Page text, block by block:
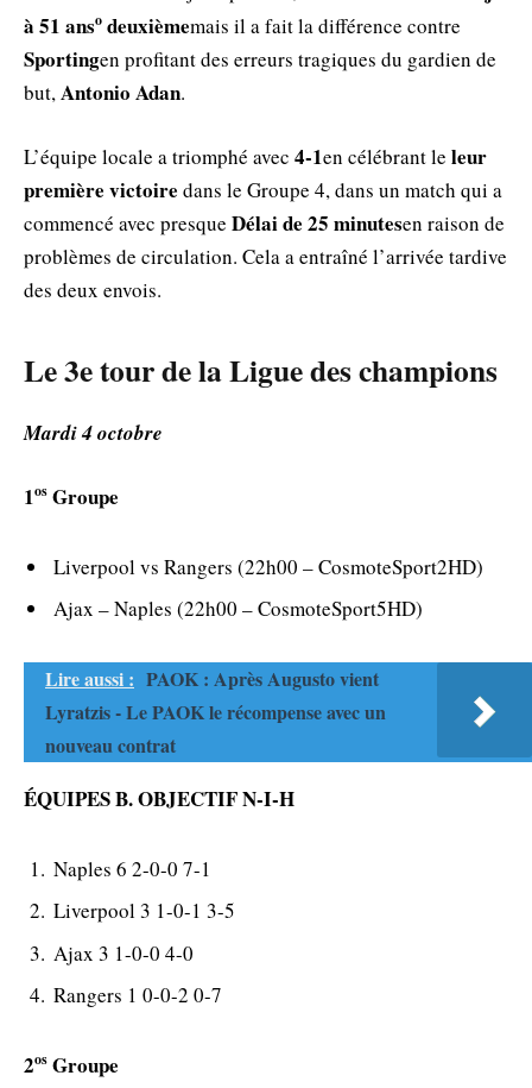
à 51 ansο deuxièmemais il a fait la différence contre
Sportingen profitant des erreurs tragiques du gardien de
but,Antonio Adan.
L’équipe locale a triomphé avec 4-1en célébrant le leur
première victoire dans le Groupe 4, dans un match qui a
commencé avec presque Délai de 25 minutesen raison de
problèmes de circulation. Cela a entraîné l’arrivée tardive
des deux envois.
Le 3e tour de la Ligue des champions
Mardi 4 octobre
1os Groupe
Liverpool vs Rangers (22h00 – CosmoteSport2HD)
Ajax – Naples (22h00 – CosmoteSport5HD)
Lire aussi : PAOK : Après Augusto vient
Lyratzis - Le PAOK le récompense avec un
nouveau contrat
ÉQUIPES B. OBJECTIF N-I-H
Naples 6 2-0-0 7-1
Liverpool 3 1-0-1 3-5
Ajax 3 1-0-0 4-0
Rangers 1 0-0-2 0-7
2os Groupe